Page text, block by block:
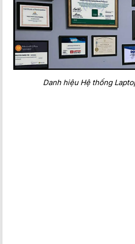
Danh hiệu Hệ thống